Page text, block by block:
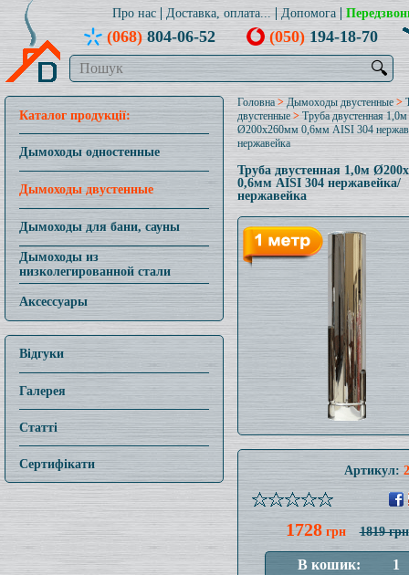
Про нас Доставка, оплата... Допомога
(068)804-06-52 (050)194-18-70
🔍
Каталог продукції:
Дымоходы одностенные
Дымоходы двустенные
Дымоходы для бани, сауны
Дымоходы из
низколегированной стали
Аксессуары
Відгуки
Галерея
Статті
Сертифікати
Головна > Дымоходы двустенные >
двустенные>Труба двустенная 1,0м
Ø200x260мм 0,6мм AISI 304
нержавейка
Труба двустенная 1,0м
0,6мм AISI 304 нержавейка/
нержавейка
Артикул:
1728грн 1819 грн